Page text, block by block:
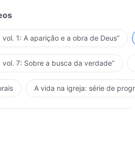
encontrou uma maneira
de sobreviver?
vol. 1: A aparição e a obra de Deus”
vol. 7: Sobre a busca da verdade”
A vida na igreja: série de